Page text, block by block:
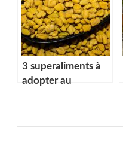
3 superaliments à
adopter au